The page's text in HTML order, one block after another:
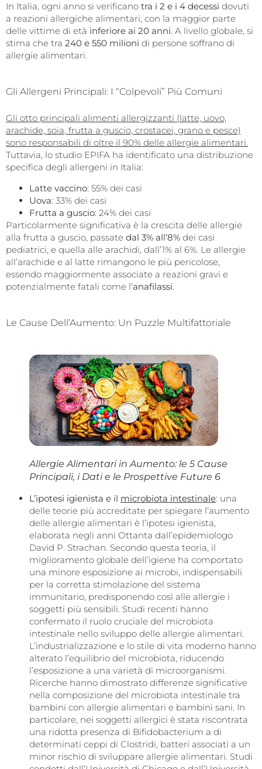
In Italia, ogni anno si verificano tra i 2 e i 4 decessi dovuti
a reazioni allergiche alimentari, con la maggior parte
delle vittime di età inferiore ai 20 anni . A livello globale, si
stima che tra 240 e 550 milioni di persone soffrano di
allergie alimentari.
Gli Allergeni Principali: I “Colpevoli” Più Comuni
Gli otto principali alimenti allergizzanti (latte, uovo,
arachide, soia, frutta a guscio, crostacei, grano e pesce)
sono responsabili di oltre il 90% delle allergie alimentari.
Tuttavia, lo studio EPIFA ha identificato una distribuzione
specifica degli allergeni in Italia:
Latte vaccino: 55% dei casi
Uova: 33% dei casi
Frutta a guscio: 24% dei casi
Particolarmente significativa è la crescita delle allergie
alla frutta a guscio, passate dal 3% all’8% dei casi
pediatrici, e quella alle arachidi, dall’1% al 6%. Le allergie
all’arachide e al latte rimangono le più pericolose,
essendo maggiormente associate a reazioni gravi e
potenzialmente fatali come l’anafilassi
Le Cause Dell’Aumento: Un Puzzle Multifattoriale
Allergie Alimentari in Aumento: le 5 Cause
Principali, i Dati e le Prospettive Future 6
L’ipotesi igienista e il microbiota intestinale: una
delle teorie più accreditate per spiegare l’aumento
delle allergie alimentari è l’ipotesi igienista,
elaborata negli anni Ottanta dall’epidemiologo
David P. Strachan. Secondo questa teoria, il
miglioramento globale dell’igiene ha comportato
una minore esposizione ai microbi, indispensabili
per la corretta stimolazione del sistema
immunitario, predisponendo così alle allergie i
soggetti più sensibili. Studi recenti hanno
confermato il ruolo cruciale del microbiota
intestinale nello sviluppo delle allergie alimentari.
L’industrializzazione e lo stile di vita moderno hanno
alterato l’equilibrio del microbiota, riducendo
l’esposizione a una varietà di microorganismi.
Ricerche hanno dimostrato differenze significative
nella composizione del microbiota intestinale tra
bambini con allergie alimentari e bambini sani. In
particolare, nei soggetti allergici è stata riscontrata
una ridotta presenza di Bifidobacterium a di
determinati ceppi di Clostridi, batteri associati a un
minor rischio di sviluppare allergie alimentari. Studi